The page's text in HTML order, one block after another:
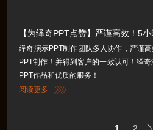
【为绎奇PPT点赞】严谨高效！5
绎奇演示PPT制作团队多人协作，严谨
PPT制作！并得到客户的一致认可！绎
PPT作品和优质的服务！
阅读更多